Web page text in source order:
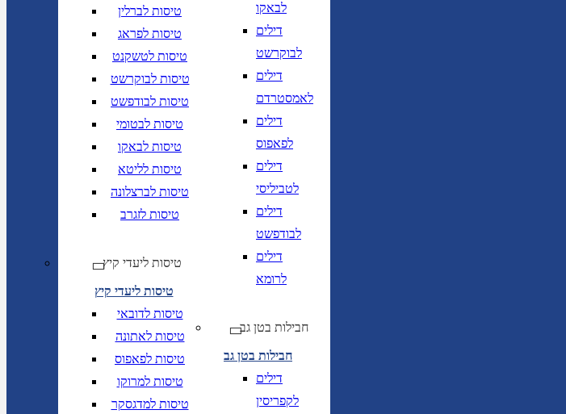
טיסות לברלין
טיסות לפראג
טיסות לטשקנט
טיסות לבוקרשט
טיסות לבודפשט
טיסות לבטומי
טיסות לבאקו
טיסות לליטא
טיסות לברצלונה
טיסות לזגרב
טיסות ליעדי קיץ
טיסות ליעדי קיץ
טיסות לדובאי
טיסות לאתונה
טיסות לפאפוס
טיסות למרוקו
טיסות למדגסקר
לבאקו
דילים
לבוקרשט
דילים
לאמסטרדם
דילים
לפאפוס
דילים
לטביליסי
דילים
לבודפשט
דילים
לרומא
חבילות בטן גב
חבילות בטן גב
דילים
לקפריסין